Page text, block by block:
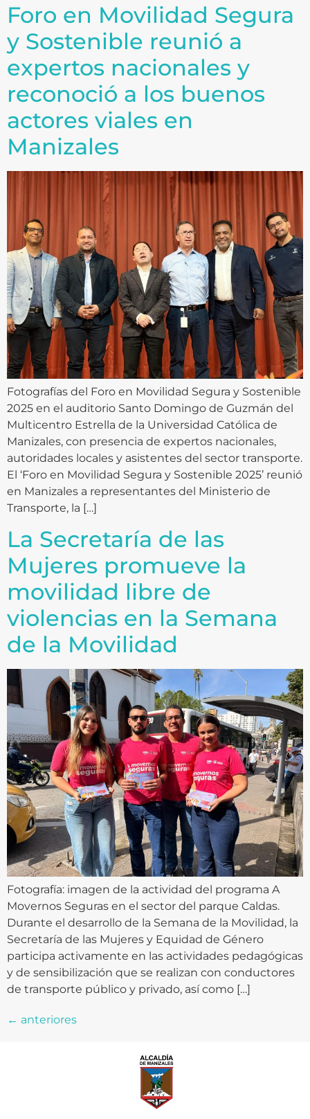
Foro en Movilidad Segura
y Sostenible reunió a
expertos nacionales y
reconoció a los buenos
actores viales en
Manizales
Fotografías del Foro en Movilidad Segura y Sostenible
2025 en el auditorio Santo Domingo de Guzmán del
Multicentro Estrella de la Universidad Católica de
Manizales, con presencia de expertos nacionales,
autoridades locales y asistentes del sector transporte.
El ‘Foro en Movilidad Segura y Sostenible 2025’ reunió
en Manizales a representantes del Ministerio de
Transporte, la […]
La Secretaría de las
Mujeres promueve la
movilidad libre de
violencias en la Semana
de la Movilidad
Fotografía: imagen de la actividad del programa A
Movernos Seguras en el sector del parque Caldas.
Durante el desarrollo de la Semana de la Movilidad, la
Secretaría de las Mujeres y Equidad de Género
participa activamente en las actividades pedagógicas
y de sensibilización que se realizan con conductores
de transporte público y privado, así como […]
← anteriores